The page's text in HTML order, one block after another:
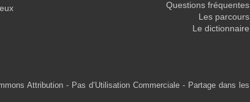
Questions fréquentes
Les parcours
Le dictionnaire
Attribution - Pas d’Utilisation Commerciale - Partage dans les